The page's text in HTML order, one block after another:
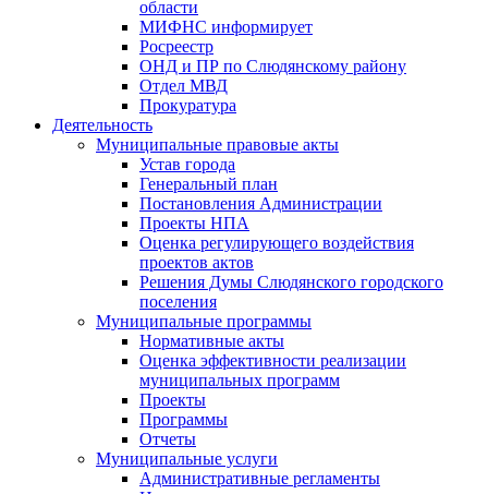
области
МИФНС информирует
Росреестр
ОНД и ПР по Слюдянскому району
Отдел МВД
Прокуратура
Деятельность
Муниципальные правовые акты
Устав города
Генеральный план
Постановления Администрации
Проекты НПА
Оценка регулирующего воздействия
проектов актов
Решения Думы Слюдянского городского
поселения
Муниципальные программы
Нормативные акты
Оценка эффективности реализации
муниципальных программ
Проекты
Программы
Отчеты
Муниципальные услуги
Административные регламенты